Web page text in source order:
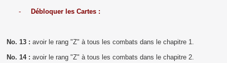
- Débloquer les Cartes :
No. 13 : avoir le rang "Z" à tous les combats dans le chapitre 1.
No. 14 : avoir le rang "Z" à tous les combats dans le chapitre 2.